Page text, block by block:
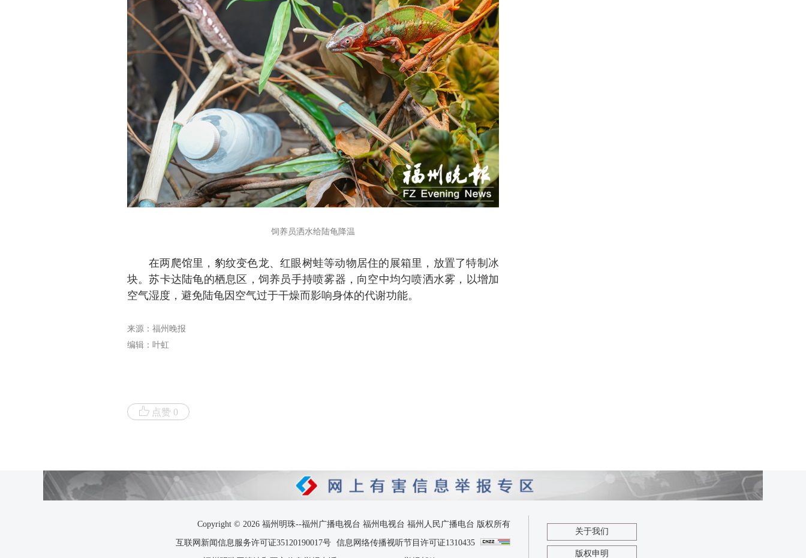
饲养员洒水给陆龟降温
在两爬馆里，豹纹变色龙、红眼树蛙等动物居住的展箱里，放置了特制冰
块。苏卡达陆龟的栖息区，饲养员手持喷雾器，向空中均匀喷洒水雾，以增加
空气湿度，避免陆龟因空气过于干燥而影响身体的代谢功能。
来源：福州晚报
编辑：叶虹
点赞 0
Copyright © 2026 福州明珠--福州广播电视台 福州电视台 福州人民广播电台 版权所有
互联网新闻信息服务许可证35120190017号 信息网络传播视听节目许可证1310435
关于我们
版权申明